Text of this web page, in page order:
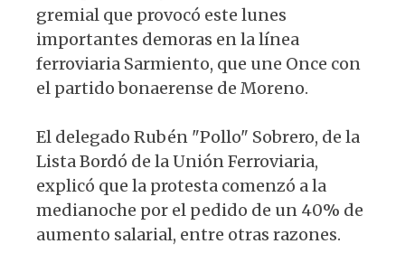
gremial que provocó este lunes
importantes demoras en la línea
ferroviaria Sarmiento, que une Once con
el partido bonaerense de Moreno.
El delegado Rubén "Pollo" Sobrero, de la
Lista Bordó de la Unión Ferroviaria,
explicó que la protesta comenzó a la
medianoche por el pedido de un 40% de
aumento salarial, entre otras razones.